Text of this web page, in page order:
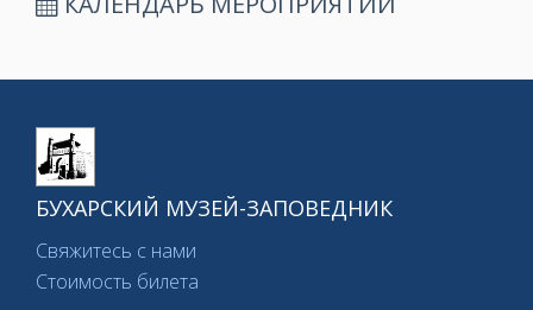
БУХАРСКИЙ МУЗЕЙ-ЗАПОВЕДНИК
Свяжитесь с нами
Стоимость билета